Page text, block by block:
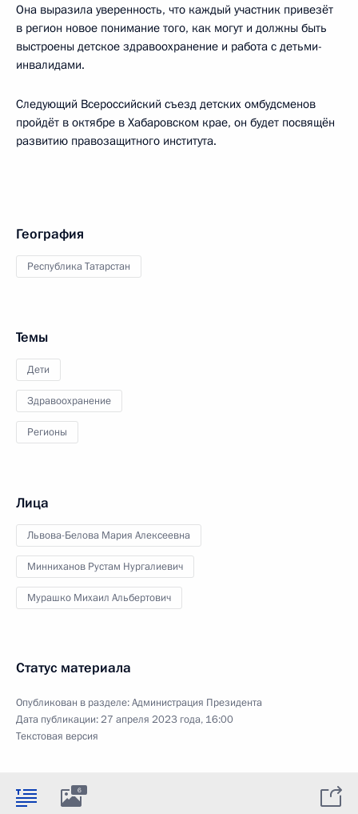
Она выразила уверенность, что каждый участник привезёт
в регион новое понимание того, как могут и должны быть
выстроены детское здравоохранение и работа с детьми-
инвалидами.
Следующий Всероссийский съезд детских омбудсменов
пройдёт в октябре в Хабаровском крае, он будет посвящён
развитию правозащитного института.
География
Республика Татарстан
Темы
Дети
Здравоохранение
Регионы
Лица
Львова-Белова Мария Алексеевна
Минниханов Рустам Нургалиевич
Мурашко Михаил Альбертович
Статус материала
Опубликован в разделе:Администрация Президента
Дата публикации:27 апреля 2023 года, 16:00
Текстовая версия
6